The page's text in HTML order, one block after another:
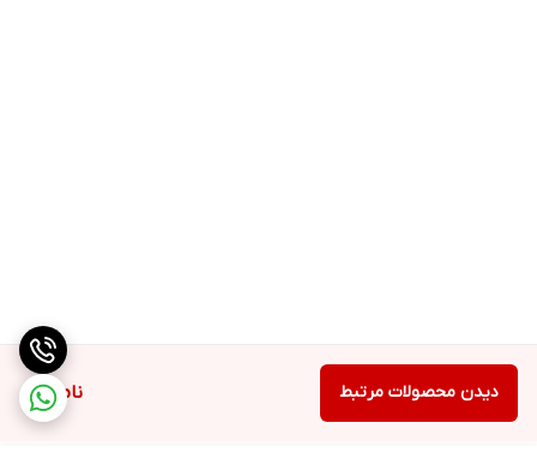
ناموجود دیدن محصولات مرتبط